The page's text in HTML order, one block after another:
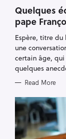
T
E
G
O
R
I
E
S
Quelques
pape
Espère, titre
une
certain âge,
quelques
Read More